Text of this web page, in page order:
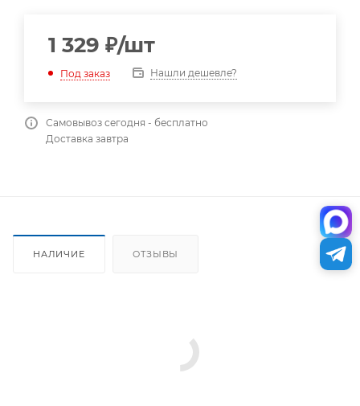
1 329 ₽/шт
Под заказ Нашли дешевле?
Самовывоз сегодня - бесплатно
Доставка завтра
НАЛИЧИЕ ОТЗЫВЫ